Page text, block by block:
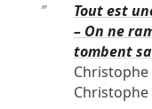
″
Tout est
– On ne
tombent